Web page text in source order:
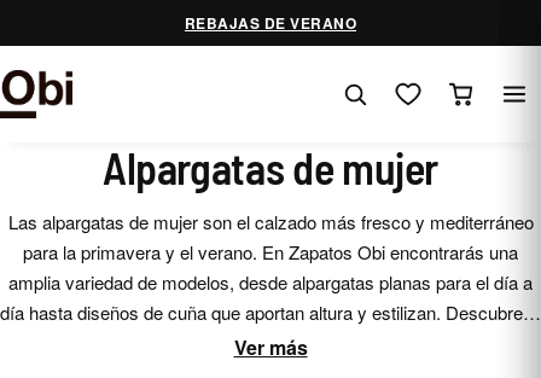
al
contenido
REBAJAS DE VERANO
Alpargatas de mujer
Las alpargatas de mujer son el calzado más fresco y mediterráneo
para la primavera y el verano. En Zapatos Obi encontrarás una
amplia variedad de modelos, desde alpargatas planas para el día a
día hasta diseños de cuña que aportan altura y estilizan. Descubre la
suela de esparto, los colores y los acabados que mejor encajan con
Ver más